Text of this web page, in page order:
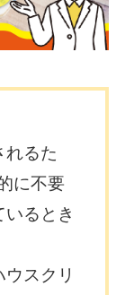
れるた
に不要
るとき
スクリ